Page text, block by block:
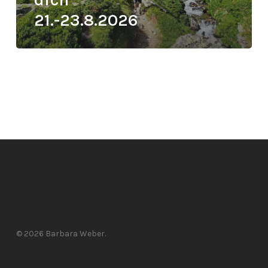
für
dich“
21.-23.8.2026
21.-23.8.2026
© 2026 Barbara Weber.